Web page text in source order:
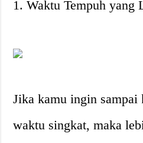
1. Waktu Tempuh yang
Jika kamu ingin sampai
waktu singkat, maka